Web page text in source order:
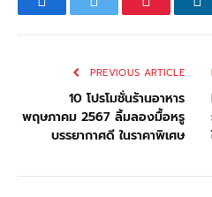
FacebookTwitter
PREVIOUS ARTICLE
10 โปรโมชั่นร้านอาหาร
พฤษภาคม 2567 ลิ้มลองมื้อหรู
บรรยากาศดี ในราคาพิเศษ